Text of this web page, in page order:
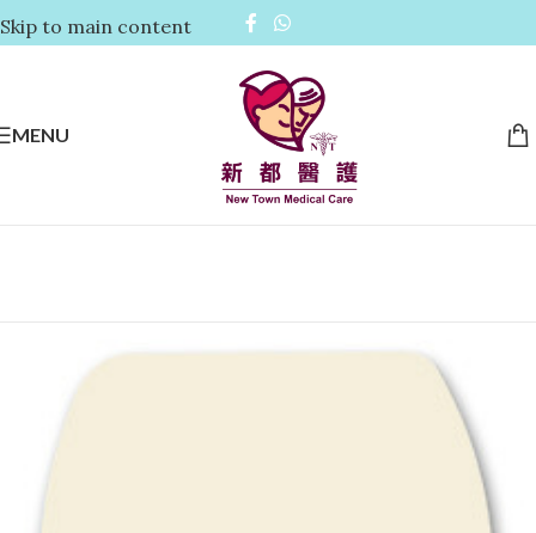
Skip to main content
MENU